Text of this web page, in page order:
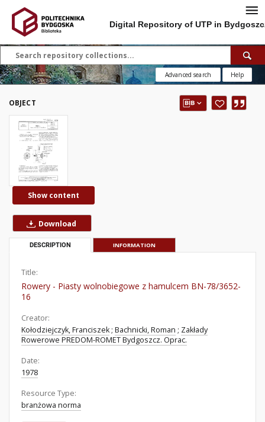
Digital Repository of UTP in
Advanced search Help
OBJECT
Show content
Download
DESCRIPTION INFORMATION
Title:
Rowery - Piasty wolnobiegowe z hamulcem BN-78/3652-
16
Creator:
Kołodziejczyk, Franciszek ; Bachnicki, Roman ; Zakłady
Rowerowe PREDOM-ROMET Bydgoszcz. Oprac.
Date:
1978
Resource Type:
branżowa norma